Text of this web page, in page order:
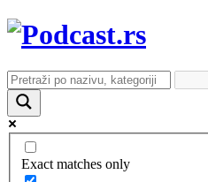
Exact matches only